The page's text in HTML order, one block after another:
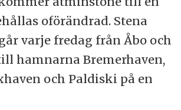
oförändrad. Stena
varje fredag från Åbo och
hamnarna Bremerhaven,
och Paldiski på en